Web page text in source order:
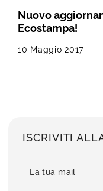
Nuovo
Ecostampa!
10 Maggio 2017
ISCRIVITI